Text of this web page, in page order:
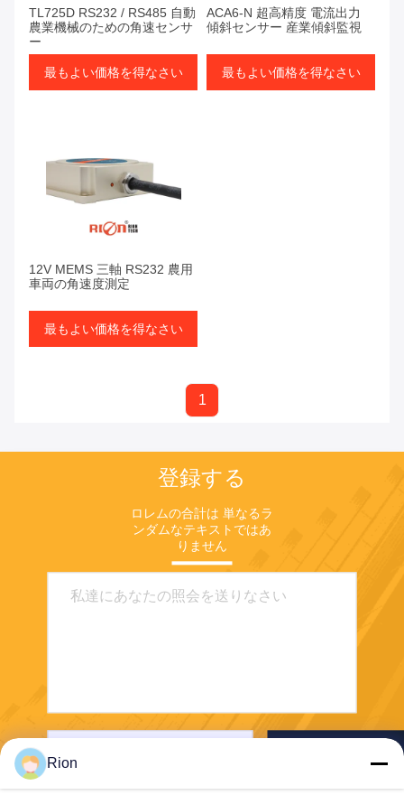
TL725D RS232 / RS485 自動
農業機械のための角速センサ
ー
最もよい価格を得なさい
ACA6-N 超高精度 電流出力
傾斜センサー 産業傾斜監視
最もよい価格を得なさい
12V MEMS 三軸 RS232 農用
車両の角速度測定
最もよい価格を得なさい
1
登録する
ロレムの合計は 単なるラ
ンダムなテキストではあ
りません
Rion